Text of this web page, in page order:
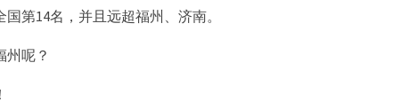
第14名，并且远超福州、济南。
州呢？